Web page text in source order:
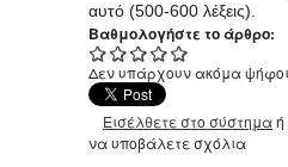
αυτό (500-600 λέξεις).
Βαθμολογήστε το άρθρο:
Δεν υπάρχουν ακόμα ψήφοι
Εισέλθετε στο σύστημαή
να υποβάλετε σχόλια